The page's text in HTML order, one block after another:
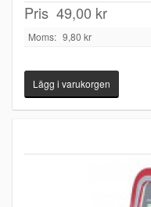
Pris 49,00 kr
Moms: 9,80 kr